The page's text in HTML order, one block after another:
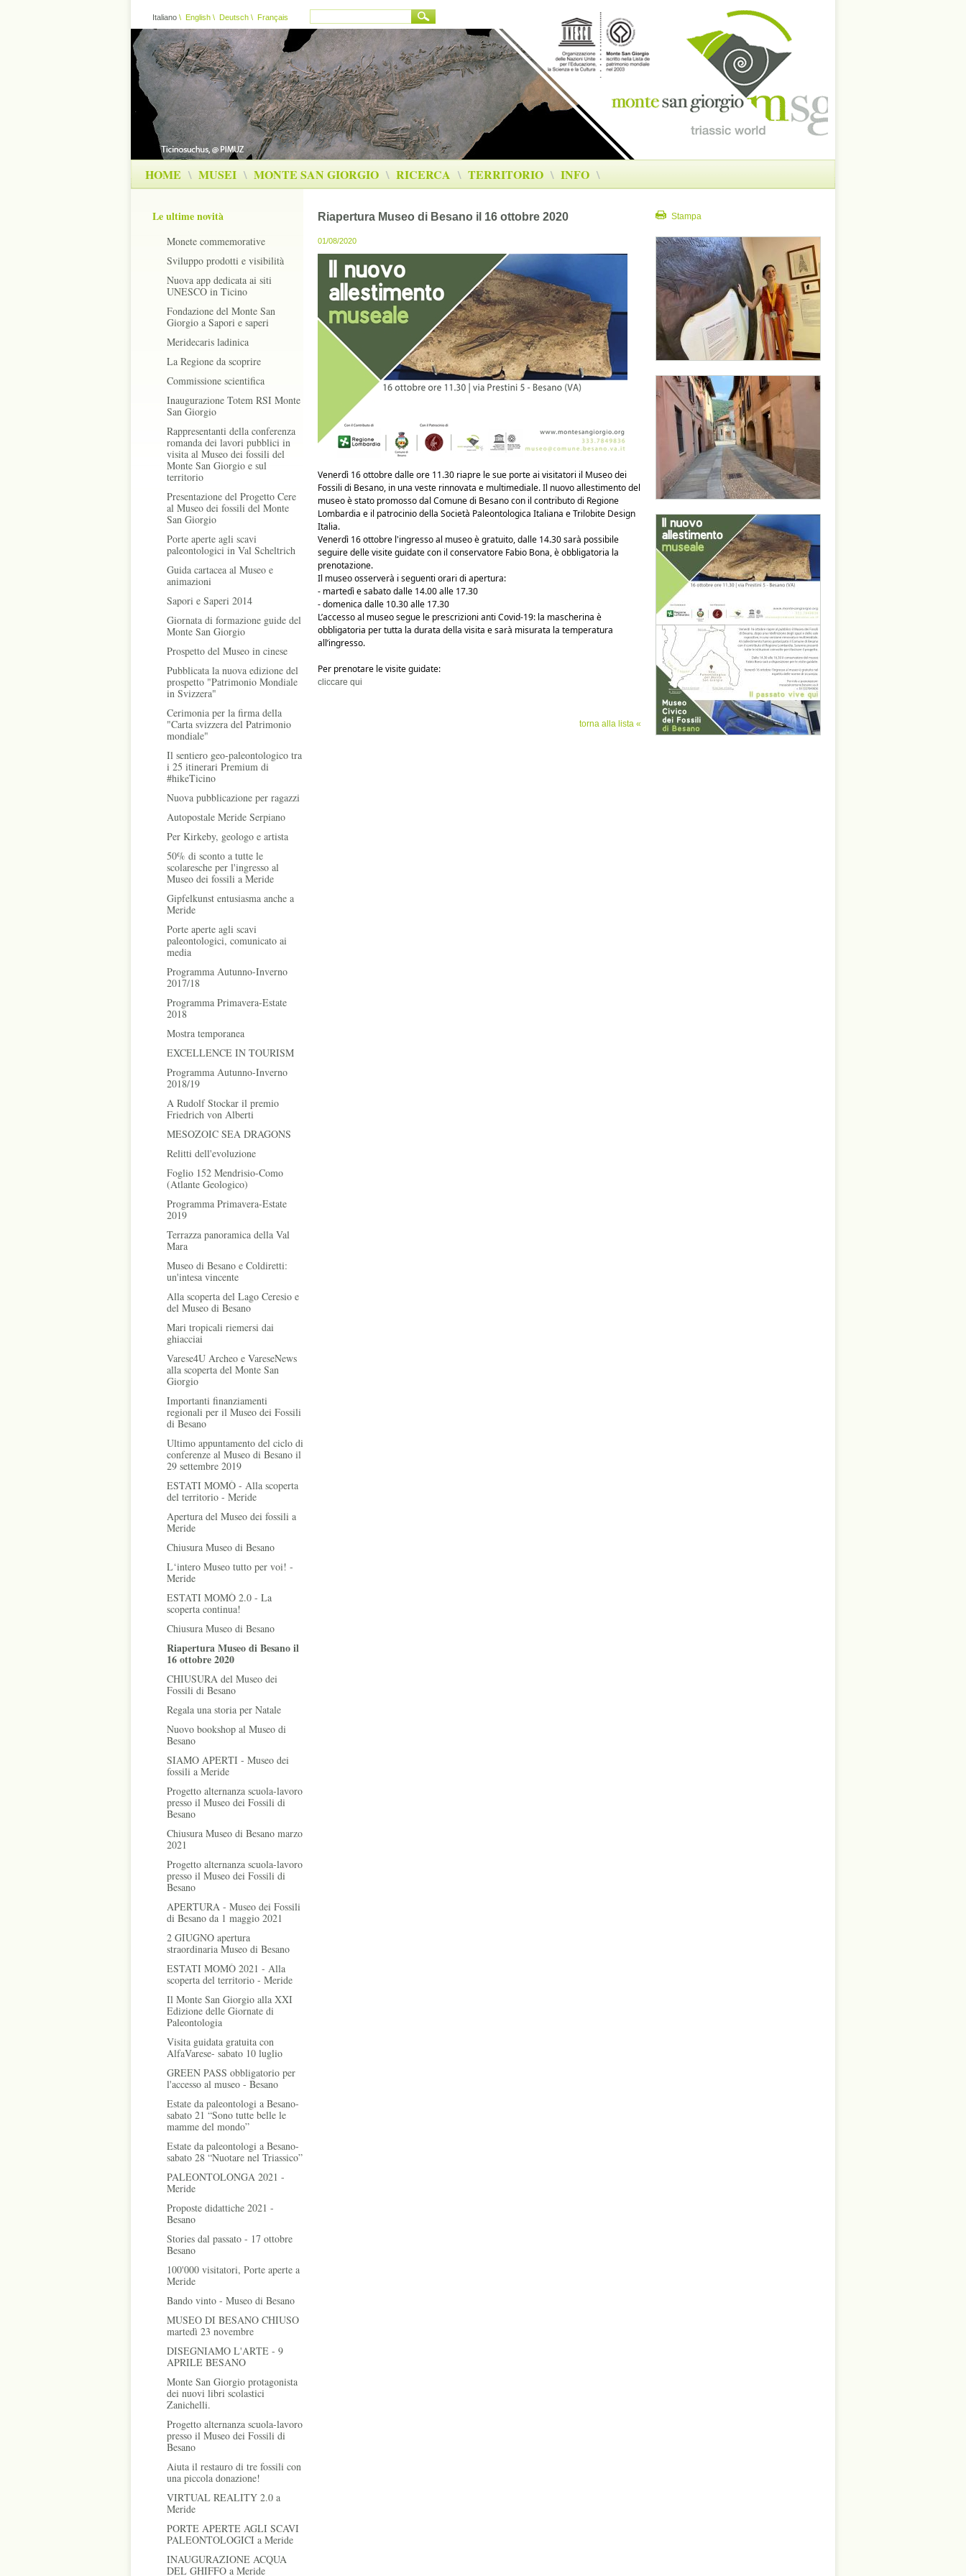
Italiano \ English \ Deutsch \ Français
HOME \ MUSEI \ MONTE SAN GIORGIO \ RICERCA \ TERRITORIO \ INFO \
Le ultime novità
Monete commemorative
Sviluppo prodotti e visibilità
Nuova app dedicata ai siti
UNESCO in Ticino
Fondazione del Monte San
Giorgio a Sapori e saperi
Meridecaris ladinica
La Regione da scoprire
Commissione scientifica
Inaugurazione Totem RSI Monte
San Giorgio
Rappresentanti della conferenza
romanda dei lavori pubblici in
visita al Museo dei fossili del
Monte San Giorgio e sul
territorio
Presentazione del Progetto Cere
al Museo dei fossili del Monte
San Giorgio
Porte aperte agli scavi
paleontologici in Val Scheltrich
Guida cartacea al Museo e
animazioni
Sapori e Saperi 2014
Giornata di formazione guide del
Monte San Giorgio
Prospetto del Museo in cinese
Pubblicata la nuova edizione del
prospetto "Patrimonio Mondiale
in Svizzera"
Cerimonia per la firma della
"Carta svizzera del Patrimonio
mondiale"
Il sentiero geo-paleontologico tra
i 25 itinerari Premium di
#hikeTicino
Nuova pubblicazione per ragazzi
Autopostale Meride Serpiano
Per Kirkeby, geologo e artista
50% di sconto a tutte le
scolaresche per l'ingresso al
Museo dei fossili a Meride
Gipfelkunst entusiasma anche a
Meride
Porte aperte agli scavi
paleontologici, comunicato ai
media
Programma Autunno-Inverno
2017/18
Programma Primavera-Estate
2018
Mostra temporanea
EXCELLENCE IN TOURISM
Programma Autunno-Inverno
2018/19
A Rudolf Stockar il premio
Friedrich von Alberti
MESOZOIC SEA DRAGONS
Relitti dell'evoluzione
Foglio 152 Mendrisio-Como
(Atlante Geologico)
Programma Primavera-Estate
2019
Terrazza panoramica della Val
Mara
Museo di Besano e Coldiretti:
un'intesa vincente
Alla scoperta del Lago Ceresio e
del Museo di Besano
Mari tropicali riemersi dai
ghiacciai
Varese4U Archeo e VareseNews
alla scoperta del Monte San
Giorgio
Importanti finanziamenti
regionali per il Museo dei Fossili
di Besano
Ultimo appuntamento del ciclo di
conferenze al Museo di Besano il
29 settembre 2019
ESTATI MOMÒ - Alla scoperta
del territorio - Meride
Apertura del Museo dei fossili a
Meride
Chiusura Museo di Besano
L‘intero Museo tutto per voi! -
Meride
ESTATI MOMÒ 2.0 - La
scoperta continua!
Chiusura Museo di Besano
Riapertura Museo di Besano il
16 ottobre 2020
CHIUSURA del Museo dei
Fossili di Besano
Regala una storia per Natale
Nuovo bookshop al Museo di
Besano
SIAMO APERTI - Museo dei
fossili a Meride
Progetto alternanza scuola-lavoro
presso il Museo dei Fossili di
Besano
Chiusura Museo di Besano marzo
2021
Progetto alternanza scuola-lavoro
presso il Museo dei Fossili di
Besano
APERTURA - Museo dei Fossili
di Besano da 1 maggio 2021
2 GIUGNO apertura
straordinaria Museo di Besano
ESTATI MOMÒ 2021 - Alla
scoperta del territorio - Meride
Il Monte San Giorgio alla XXI
Edizione delle Giornate di
Paleontologia
Visita guidata gratuita con
AlfaVarese- sabato 10 luglio
GREEN PASS obbligatorio per
l'accesso al museo - Besano
Estate da paleontologi a Besano-
sabato 21 “Sono tutte belle le
mamme del mondo”
Estate da paleontologi a Besano-
sabato 28 “Nuotare nel Triassico”
PALEONTOLONGA 2021 -
Meride
Proposte didattiche 2021 -
Besano
Stories dal passato - 17 ottobre
Besano
100'000 visitatori, Porte aperte a
Meride
Bando vinto - Museo di Besano
MUSEO DI BESANO CHIUSO
martedì 23 novembre
DISEGNIAMO L'ARTE - 9
APRILE BESANO
Monte San Giorgio protagonista
dei nuovi libri scolastici
Zanichelli.
Progetto alternanza scuola-lavoro
presso il Museo dei Fossili di
Besano
Aiuta il restauro di tre fossili con
una piccola donazione!
VIRTUAL REALITY 2.0 a
Meride
PORTE APERTE AGLI SCAVI
PALEONTOLOGICI a Meride
INAUGURAZIONE ACQUA
DEL GHIFFO a Meride
Riapertura Museo di Besano il 16 ottobre 2020
01/08/2020
Venerdì 16 ottobre dalle ore 11.30 riapre le sue porte ai visitatori il Museo dei
Fossili di Besano, in una veste rinnovata e multimediale. Il nuovo allestimento del
museo è stato promosso dal Comune di Besano con il contributo di Regione
Lombardia e il patrocinio della Società Paleontologica Italiana e Trilobite Design
Italia.
Venerdì 16 ottobre l'ingresso al museo è gratuito, dalle 14.30 sarà possibile
seguire delle visite guidate con il conservatore Fabio Bona, è obbligatoria la
prenotazione.
Il museo osserverà i seguenti orari di apertura:
- martedì e sabato dalle 14.00 alle 17.30
- domenica dalle 10.30 alle 17.30
L’accesso al museo segue le prescrizioni anti Covid-19: la mascherina è
obbligatoria per tutta la durata della visita e sarà misurata la temperatura
all’ingresso.
Per prenotare le visite guidate:
cliccare qui
torna alla lista «
Stampa